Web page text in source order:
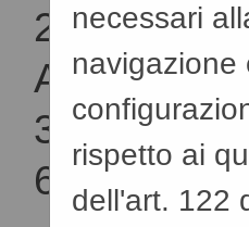
necessari
navigazione
rispetto ai
dell'art. 122
2018 -
ANNUALE
32 L.190
6/11/2012)